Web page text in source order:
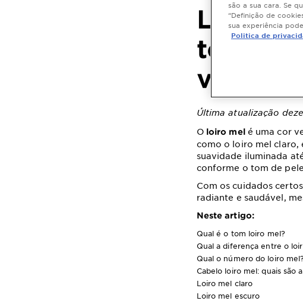
Loiro
tom
visuais?
Última atualização
O loiro melé uma cor
como o loiro mel claro,
suavidade iluminada
conforme o tom de
Com os cuidados
radiante e saudável,
Neste artigo:
Qual é o tom loiro mel?
Qual a diferença entre o
Qual o número do loiro
Cabelo loiro mel: quais são
Loiro mel claro
Loiro mel escuro
são a sua cara. Se
“Definição de
sua experiência
Politica de